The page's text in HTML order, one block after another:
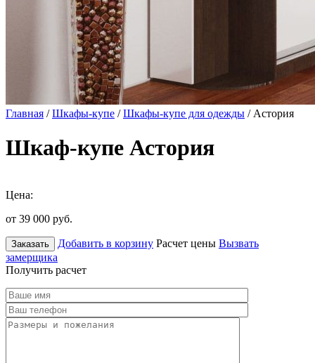
Главная /Шкафы-купе /Шкафы-купе для одежды / Астория
Шкаф-купе Астория
Цена:
от 39 000 руб.
Заказать Добавить в корзину Расчет цены Вызвать
замерщика
Получить расчет